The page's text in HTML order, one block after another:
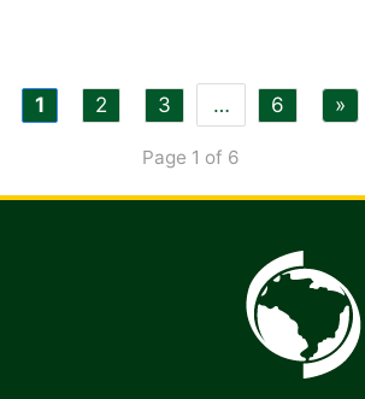
1 2 3 … 6 »
Page 1 of 6